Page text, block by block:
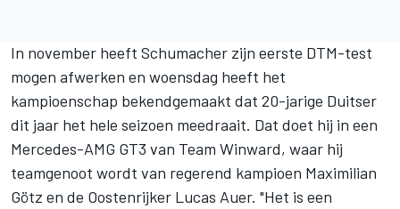
In november heeft Schumacher zijn eerste DTM-test
mogen afwerken en woensdag heeft het
kampioenschap bekendgemaakt dat 20-jarige Duitser
dit jaar het hele seizoen meedraait. Dat doet hij in een
Mercedes-AMG GT3 van Team Winward, waar hij
teamgenoot wordt van regerend kampioen Maximilian
Götz en de Oostenrijker Lucas Auer. "Het is een